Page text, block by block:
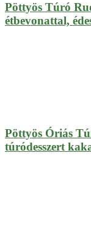
Pöttyös Túró
étbevonattal,
Pöttyös Óriás
túródesszert